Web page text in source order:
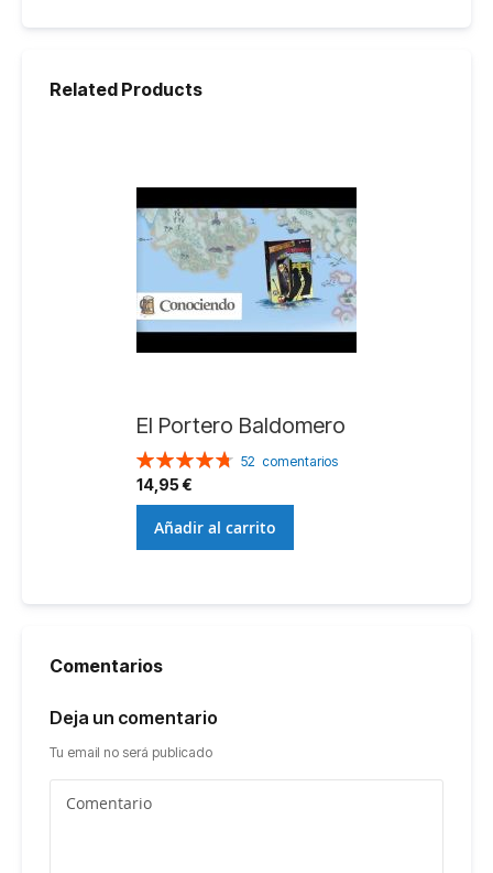
Related Products
El Portero Baldomero
Valoración:
96%
52 comentarios
14,95 €
Añadir al carrito
Comentarios
Deja un comentario
Tu email no será publicado